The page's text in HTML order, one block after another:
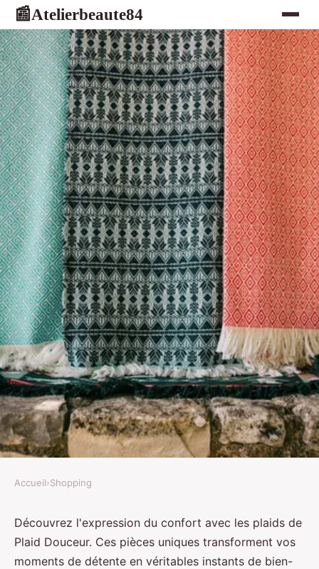
📰Atelierbeaute84
SHOPPING
Découvrez le confort ultime avec
les plaids de plaid douceur
Accueil›Shopping
Découvrez l'expression du confort avec les plaids de
Plaid Douceur. Ces pièces uniques transforment vos
moments de détente en véritables instants de bien-